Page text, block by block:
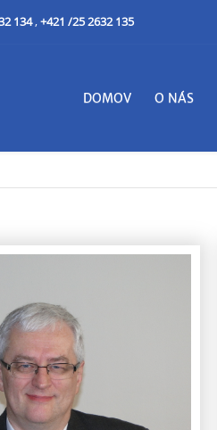
134,+421 /25 2632 135
DOMOV O NÁS